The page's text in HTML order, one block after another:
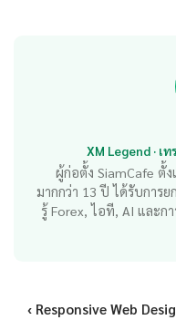
XM Legend · เ
ผู้ก่อตั้ง SiamCafe ตั้ง
มากกว่า 13 ปี ได้รับการ
รู้ Forex, ไอที, AI และก
‹ Responsive Web